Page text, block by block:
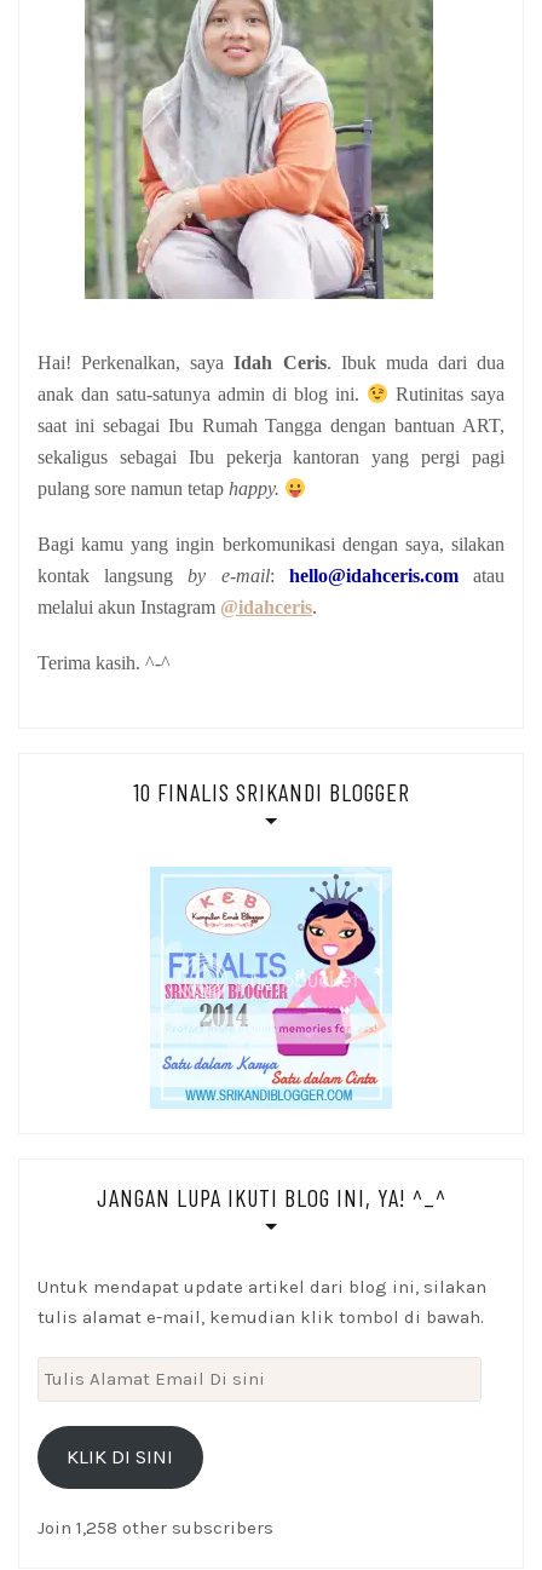
Hai! Perkenalkan, sayaIdah Ceris. Ibuk muda dari dua
anak dan satu-satunya admin di blog ini.
Rutinitas saya
saat ini sebagai Ibu Rumah Tangga dengan bantuan ART,
sekaligus sebagai Ibu pekerja kantoran yang pergi pagi
pulang sore namun tetap happy.
Bagi kamu yang ingin berkomunikasi dengan saya, silakan
kontak langsungby e-mail: hello@idahceris.com
atau
melalui akun Instagram @idahceris.
Terima kasih. ^-^
10 FINALIS SRIKANDI BLOGGER
JANGAN LUPA IKUTI BLOG INI, YA! ^_^
Untuk mendapat update artikel dari blog ini, silakan
tulis alamat e-mail, kemudian klik tombol di bawah.
Tulis
Alamat
Email
KLIK DI SINI
Join 1,258 other subscribers